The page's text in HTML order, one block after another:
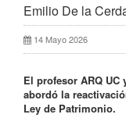
Emilio De la
14 Mayo 2026
El profesor ARQ
abordó la
Ley de Patrimonio.